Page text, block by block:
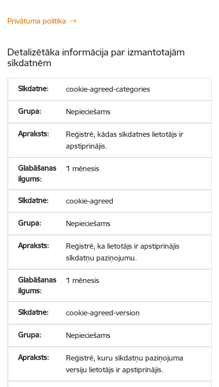
Privātuma politika
Detalizētāka informācija par izmantotajām
sīkdatnēm
cookie-agreed-categories
Nepieciešams
Reģistrē, kādas sīkdatnes lietotājs ir
apstiprinājis.
1 mēnesis
cookie-agreed
Nepieciešams
Reģistrē, ka lietotājs ir apstiprinājis
sīkdatņu paziņojumu.
1 mēnesis
cookie-agreed-version
Nepieciešams
Reģistrē, kuru sīkdatņu paziņojuma
versiju lietotājs ir apstiprinājis.